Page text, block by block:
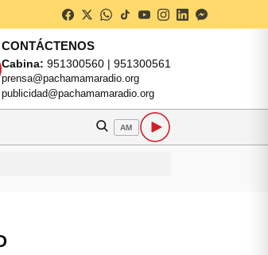
CONTÁCTENOS
Cabina: 951300560 | 951300561
prensa@pachamamaradio.org
publicidad@pachamamaradio.org
AM